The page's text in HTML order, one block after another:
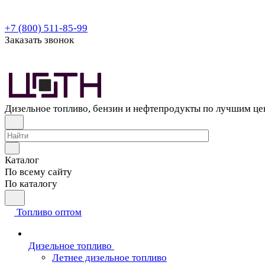
+7 (800) 511-85-99
Заказать звонок
Дизельное топливо, бензин и нефтепродукты по лучшим
Каталог
По всему сайту
По каталогу
Топливо оптом
Дизельное топливо
Летнее дизельное топливо